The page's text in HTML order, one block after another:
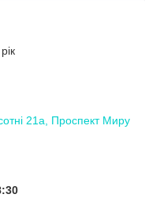
21а, Проспект Миру